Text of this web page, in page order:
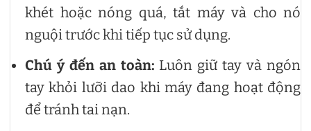
khét hoặc nóng quá, tắt máy và cho nó
nguội trước khi tiếp tục sử dụng.
Chú ý đến an toàn: Luôn giữ tay và ngón
tay khỏi lưỡi dao khi máy đang hoạt động
để tránh tai nạn.